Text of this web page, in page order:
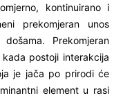
kontinuirano i
prekomjeran unos
Prekomjeran
postoji interakcija
je jača po prirodi će
element u rasi